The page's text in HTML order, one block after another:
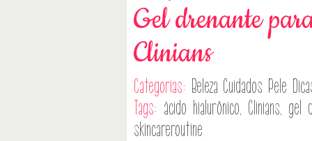
Gel drenante
Clinians
Categorias: Beleza Cuidados Pele
Tags: ácido hialurônico, Clinians, gel
skincareroutine